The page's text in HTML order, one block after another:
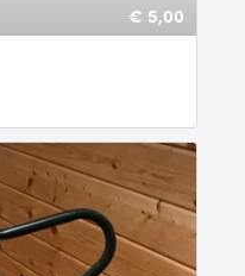
€ 5,00